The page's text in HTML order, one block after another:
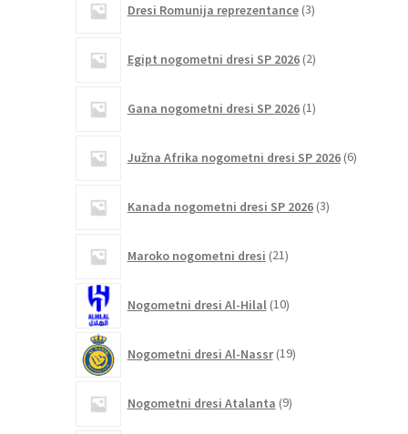
Dresi Romunija reprezentance 3izdelki
Egipt nogometni dresi SP 2026 2izdelka
Gana nogometni dresi SP 2026 1izdelek
Južna Afrika nogometni dresi SP 2026 6izdelkov
Kanada nogometni dresi SP 2026 3izdelki
Maroko nogometni dresi 21izdelkov
Nogometni dresi Al-Hilal 10izdelkov
Nogometni dresi Al-Nassr 19izdelkov
Nogometni dresi Atalanta 9izdelkov